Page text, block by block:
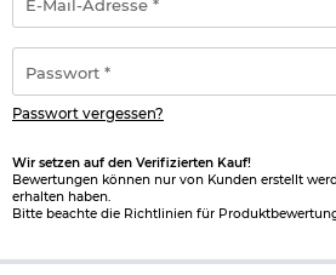
Mail-
Adresse
*
Passwort vergessen?
Wir setzen auf den Verifizierten Kauf!
Bewertungen können nur von Kunden erstellt
erhalten haben.
Bitte beachte die Richtlinien für